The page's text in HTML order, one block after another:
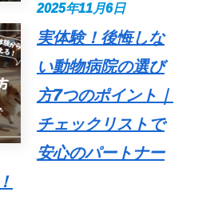
2025年11月6日
実体験！後悔しな
い動物病院の選び
方7つのポイント｜
チェックリストで
安心のパートナー